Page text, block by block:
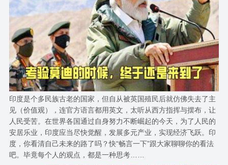
印度是个多民族古老的国家，但自从被英国殖民后就仿佛失去了主
见（价值观），连官方语言都用英文，太听从西方指挥与摆布，让
人民受苦。在世界各国通过自身努力不断崛起的今天，为了人民的
安居乐业，印度应当尽快觉醒，发展多元产业，实现经济飞跃。印
度，你看清自己未来的路了吗？快“畅言一下”跟大家聊聊你的看法
吧。毕竟每个人的观点，都是一种思考……